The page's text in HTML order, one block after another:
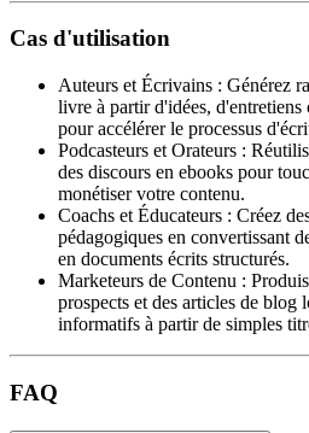
Cas d'utilisation
Auteurs et Écrivains : Générez
livre à partir d'idées, d'entretiens
pour accélérer le processus
Podcasteurs et Orateurs :
des discours en ebooks pour
monétiser votre contenu.
Coachs et Éducateurs : Créez
pédagogiques en convertissant
en documents écrits structurés.
Marketeurs de Contenu :
prospects et des articles de blog
informatifs à partir de simples
FAQ